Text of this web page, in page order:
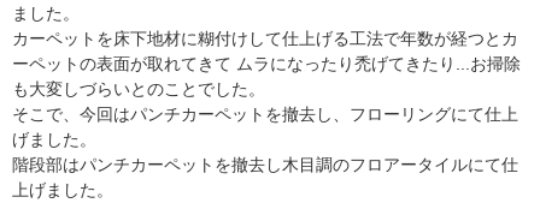
ました。
カーペットを床下地材に糊付けして仕上げる工法で年数が経つとカ
ーペットの表面が取れてきて ムラになったり禿げてきたり...お掃除
も大変しづらいとのことでした。
そこで、今回はパンチカーペットを撤去し、フローリングにて仕上
げました。
階段部はパンチカーペットを撤去し木目調のフロアータイルにて仕
上げました。